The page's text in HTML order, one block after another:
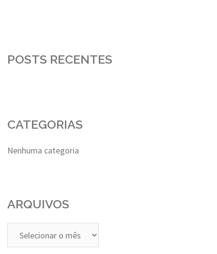
POSTS RECENTES
CATEGORIAS
Nenhuma categoria
ARQUIVOS
Arquivos